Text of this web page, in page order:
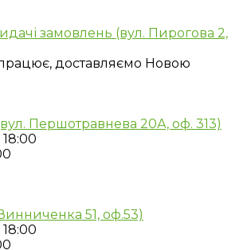
замовлень (вул. Пирогова 2,
доставляємо Новою
Першотравнева 20А, оф. 313)
51, оф.53)